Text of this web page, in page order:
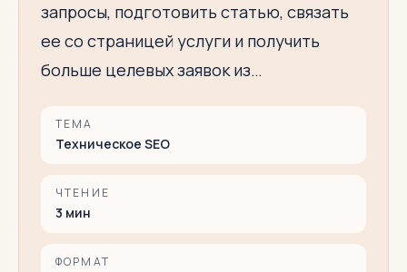
запросы, подготовить статью, связать
ее со страницей услуги и получить
больше целевых заявок из…
ТЕМА
Техническое SEO
ЧТЕНИЕ
3 мин
ФОРМАТ